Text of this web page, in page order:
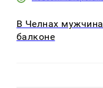
В Челнах
балконе